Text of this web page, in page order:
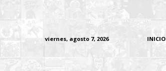
viernes, agosto 7, 2026 INICIO